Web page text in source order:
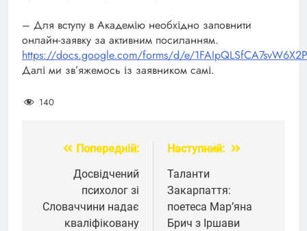
– Для вступу в Академію необхідно заповнити
онлайн-заявку за активним посиланням.
https://docs.google.com/forms/d/e/
Далі ми зв’яжемось із заявником самі.
140
Навігація
записів
Попередній:
Досвідчений
психолог зі
Словаччини надає
кваліфіковану
Наступний:
Таланти
Закарпаття:
поетеса Мар’яна
Брич з Іршави